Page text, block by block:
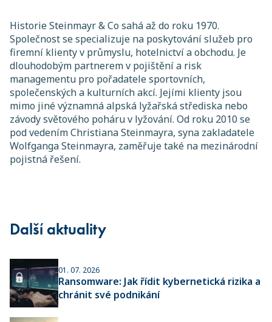
Historie Steinmayr & Co sahá až do roku 1970.
Společnost se specializuje na poskytování služeb pro
firemní klienty v průmyslu, hotelnictví a obchodu. Je
dlouhodobým partnerem v pojištění a risk
managementu pro pořadatele sportovních,
společenských a kulturních akcí. Jejími klienty jsou
mimo jiné významná alpská lyžařská střediska nebo
závody světového poháru v lyžování. Od roku 2010 se
pod vedením Christiana Steinmayra, syna zakladatele
Wolfganga Steinmayra, zaměřuje také na mezinárodní
pojistná řešení.
Další aktuality
01. 07. 2026
Ransomware: Jak řídit kybernetická rizika a
chránit své podnikání